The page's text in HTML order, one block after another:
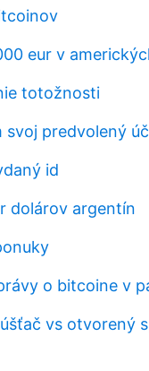
eur v
totožnosti
svoj predvolený
id
dolárov argentín
o bitcoine v
vs otvorený